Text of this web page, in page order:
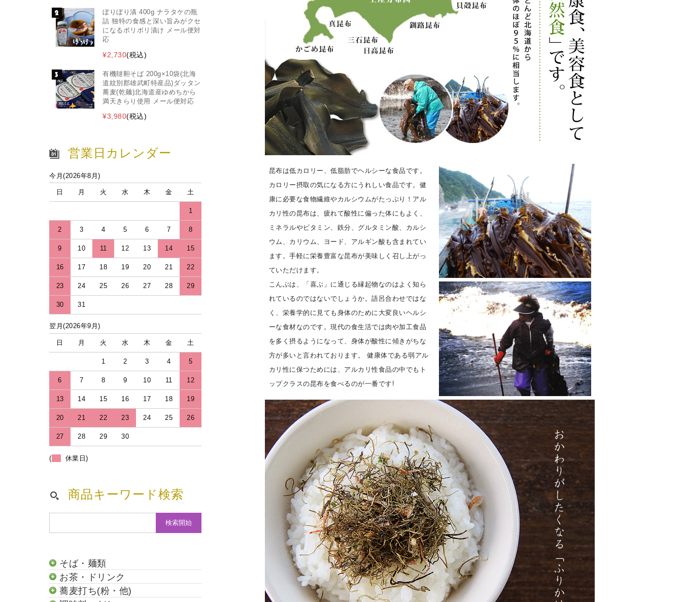
昆布は低カロリー、低脂肪でヘルシーな食品です。
カロリー摂取の気になる方にうれしい食品です。健
康に必要な食物繊維やカルシウムがたっぷり！アル
カリ性の昆布は、疲れて酸性に偏った体にもよく、
ミネラルやビタミン、鉄分、グルタミン酸、カルシ
ウム、カリウム、ヨード、アルギン酸も含まれてい
ます。手軽に栄養豊富な昆布が美味しく召し上がっ
ていただけます。
こんぶは、「喜ぶ」に通じる縁起物なのはよく知ら
れているのではないでしょうか。語呂合わせではな
く、栄養学的に見ても身体のために大変良いヘルシ
ーな食材なのです。現代の食生活では肉や加工食品
を多く摂るようになって、身体が酸性に傾きがちな
方が多いと言われております。 健康体である弱アル
カリ性に保つためには、アルカリ性食品の中でもト
ップクラスの昆布を食べるのが一番です!
ぼりぼり漬 400g ナラタケの瓶
詰 独特の食感と深い旨みがクセ
になるボリボリ漬け メール便対
応
¥2,730(税込)
有機韃靼そば 200g×10袋(北海
道紋別郡雄武町特産品)ダッタン
蕎麦(乾麺)北海道産ゆめちから
満天きらり使用 メール便対応
¥3,980(税込)
営業日カレンダー
今月(2026年8月)
日 月 火 水 木 金 土
1
2 3 4 5 6 7 8
9 10 11 12 13 14 15
16 17 18 19 20 21 22
23 24 25 26 27 28 29
30 31
翌月(2026年9月)
日 月 火 水 木 金 土
1 2 3 4 5
6 7 8 9 10 11 12
13 14 15 16 17 18 19
20 21 22 23 24 25 26
27 28 29 30
( 休業日)
商品キーワード検索
そば・麺類
お茶・ドリンク
蕎麦打ち(粉・他)